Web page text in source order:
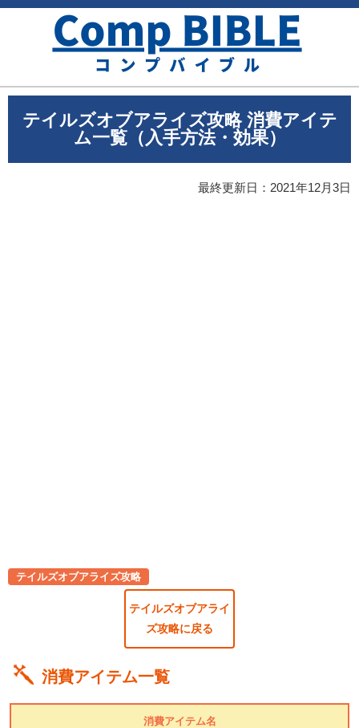
テイルズオブアライズ攻略 消費アイテ
ム一覧（入手方法・効果）
最終更新日： 2021年12月3日
テイルズオブアライズ攻略
テイルズオブアライ
ズ攻略に戻る
消費アイテム一覧
消費アイテム名